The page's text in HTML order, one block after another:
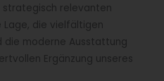
strategisch relevanten
Lage, die vielfältigen
die moderne Ausstattung
Ergänzung unseres